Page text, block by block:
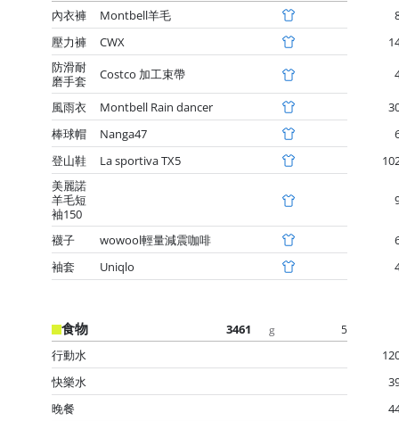
內衣褲 Montbell羊毛
壓力褲
CWX
防滑耐
磨手套
Costco 加工束帶
風雨衣 Montbell Rain dancer
棒球帽
Nanga47
登山鞋
La sportiva TX5
美麗諾
羊毛短
袖150
襪子 wowool輕量減震咖啡
袖套
Uniqlo
食物 3461 g 5
行動水
快樂水
晚餐